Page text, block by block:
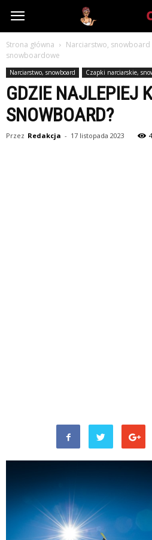
Babiniec-
Cafe.pl
Strona główna Narciarstwo, snowboard
snowboardowe
Narciarstwo, snowboard Czapki narciarskie,
GDZIE NAJLEPIEJ
SNOWBOARD?
Przez Redakcja - 17 listopada 2023